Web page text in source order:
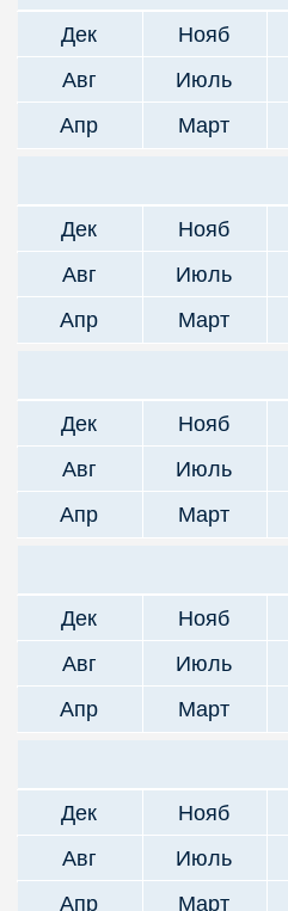
Дек
Нояб
Авг
Июль
Апр
Март
Дек
Нояб
Авг
Июль
Апр
Март
Дек
Нояб
Авг
Июль
Апр
Март
Дек
Нояб
Авг
Июль
Апр
Март
Дек
Нояб
Авг
Июль
Апр
Март